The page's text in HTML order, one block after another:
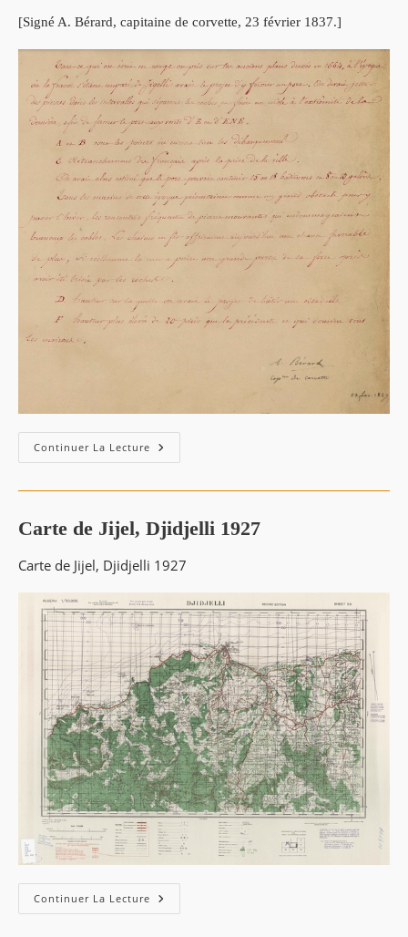
[Signé A. Bérard, capitaine de corvette, 23 février 1837.]
Continuer La Lecture Plan
Du
Carte de Jijel, Djidjelli 1927
Carte de Jijel, Djidjelli 1927
Continuer La Lecture Carte
De